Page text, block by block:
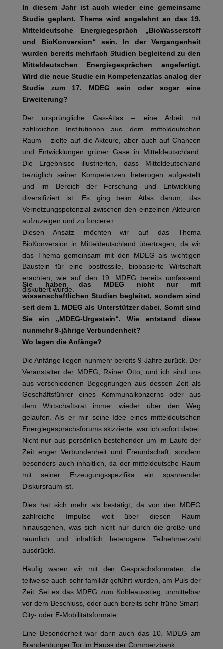
In diesem Jahr ist auch wieder eine gemeinsame
Studie geplant. Thema wird angelehnt an das 19.
Mitteldeutsche Energiegespräch „BioWasserstoff
und BioKonversion“ sein. In der Vergangenheit
wurden bereits mehrfach Studien begleitend zu den
Mitteldeutschen Energiegesprächen angefertigt.
Wird die neue Studie ein Kompetenzatlas analog der
Studie zum 17. MDEG sein oder sogar eine
Erweiterung?
Der ursprüngliche Gas-Atlas – eine Arbeit mit
zahlreichen Institutionen aus dem mitteldeutschen
Raum – zielte auf die Akteure, aber auch auf Chancen
und Entwicklungen grüner Gase in Mitteldeutschland.
Die Ergebnisse illustrierten, dass Mitteldeutschland
bezüglich seiner Kompetenzen heterogen aufgestellt
und im Bereich der Forschung und Entwicklung
diversifiziert ist. Es ging beim Atlas darum, das
Vernetzungspotenzial zwischen den einzelnen Akteuren
aufzuzeigen und zu forcieren.
Diesen Ansatz möchten wir auf das Thema
BioKonversion in Mitteldeutschland übertragen, da wir
das Thema gemeinsam mit den MDEG als wichtigen
Baustein für eine postfossile, biobasierte Wirtschaft
erachten, wie auf den 19. MDEG bereits umfassend
diskutiert wurde.
Sie haben das MDEG nicht nur mit
wissenschaftlichen Studien begleitet, sondern sind
seit dem 1. MDEG als Unterstützer dabei. Somit sind
Sie ein „MDEG-Urgestein“. Wie entstand diese
nunmehr 9-jährige Verbundenheit?
Wo lagen die Anfänge?
Die Anfänge liegen nunmehr bereits 9 Jahre zurück. Der
Veranstalter der MDEG, Rainer Otto, und ich sind uns
aus verschiedenen Begegnungen aus dessen Zeit als
Geschäftsführer eines Kommunalkonzerns oder aus
dem Wirtschaftsrat immer wieder über den Weg
gelaufen. Als er mir seine Idee eines mitteldeutschen
Energiegesprächsforums skizzierte, war ich sofort dabei.
Nicht nur aus persönlich bestehender um im Laufe der
Zeit enger Verbundenheit und Freundschaft, sondern
besonders auch inhaltlich, da der mitteldeutsche Raum
mit seiner Erzeugungsspezifika ein spannender
Diskursraum ist.
Dies hat sich mehr als bestätigt, da von den MDEG
zahlreiche Impulse weit über diesen Raum
hinausgehen, was sich nicht nur durch die große und
räumlich und inhaltlich heterogene Teilnehmerzahl
ausdrückt.
Häufig waren wir mit den Gesprächsformaten, die
teilweise auch sehr familiär geführt wurden, am Puls der
Zeit. Sei es das MDEG zum Kohleausstieg, unmittelbar
vor dem Beschluss, oder auch bereits sehr frühe Smart-
City- oder E-Mobilitätsformate.
Eine Besonderheit war dann auch das 10. MDEG am
Brandenburger Tor im Hause der Commerzbank.